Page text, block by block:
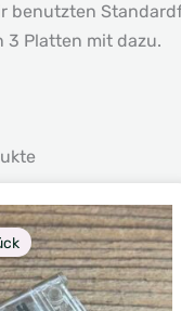
benutzten
3 Platten mit dazu.